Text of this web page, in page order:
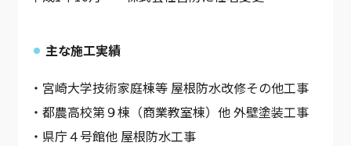
主な施工実績
・宮崎大学技術家庭棟等 屋根防水改修その他工事
・都農高校第９棟（商業教室棟）他 外壁塗装工事
・県庁４号館他 屋根防水工事